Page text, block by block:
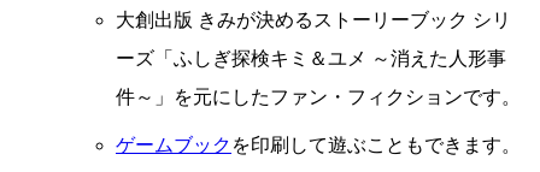
大創出版 きみが決めるストーリーブック シリ
ーズ「ふしぎ探検キミ＆ユメ ～消えた人形事
件～」を元にしたファン・フィクションです。
ゲームブック を印刷して遊ぶこともできます。